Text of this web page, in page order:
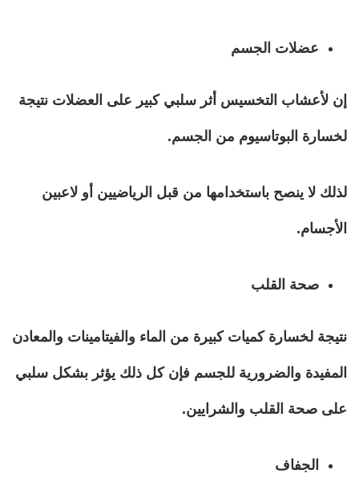
عضلات الجسم
إن لأعشاب التخسيس أثر سلبي كبير على العضلات نتيجة
لخسارة البوتاسيوم من الجسم.
لذلك لا ينصح باستخدامها من قبل الرياضيين أو لاعبين
الأجسام.
صحة القلب
نتيجة لخسارة كميات كبيرة من الماء والفيتامينات والمعادن
المفيدة والضرورية للجسم فإن كل ذلك يؤثر بشكل سلبي
على صحة القلب والشرايين.
الجفاف